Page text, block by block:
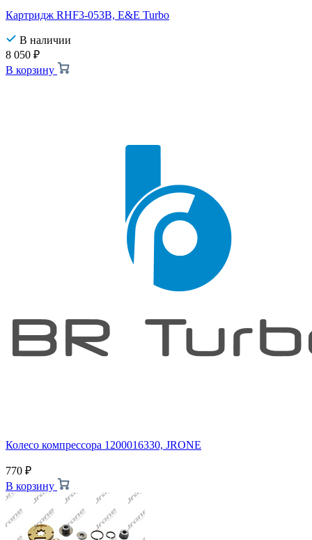
Картридж RHF3-053B, E&E Turbo
В наличии
8 050 ₽
В корзину
Колесо компрессора 1200016330, JRONE
770 ₽
В корзину